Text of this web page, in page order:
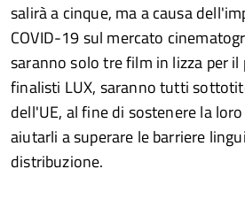
salirà a cinque, ma a causa
COVID-19 sul mercato
saranno solo tre film in lizza per
finalisti LUX, saranno tutti
dell'UE, al fine di sostenere la
aiutarli a superare le barriere
distribuzione.